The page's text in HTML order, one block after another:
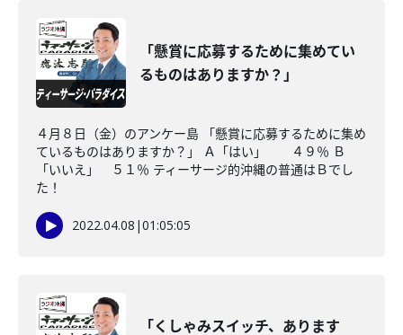
「懸賞に応募するために集めてい
るものはありますか？」
４月８日（金）のアンケー島 「懸賞に応募するために集め
ているものはありますか？」 Ａ「はい」 ４９％ Ｂ
「いいえ」 ５１％ ティーサージ的沖縄の普通はＢでし
た！
2022.04.08 |01:05:05
「くしゃみスイッチ、あります